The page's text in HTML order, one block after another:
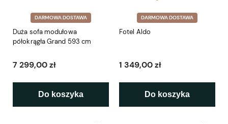
DARMOWA DOSTAWA
Duża sofa modułowa
półokrągła Grand 593 cm
7 299,00 zł
Do koszyka
DARMOWA DOSTAWA
Fotel Aldo
1 349,00 zł
Do koszyka